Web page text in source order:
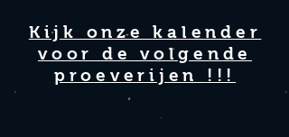
Kijk onze kalender
voor de volgende
proeverijen
!!!